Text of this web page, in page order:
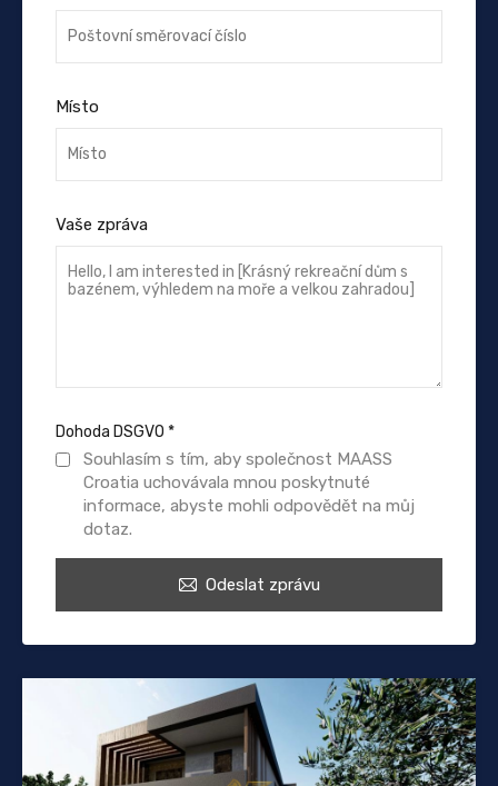
Místo
Vaše zpráva
Dohoda DSGVO *
Souhlasím s tím, aby společnost MAASS
Croatia uchovávala mnou poskytnuté
informace, abyste mohli odpovědět na můj
dotaz.
Odeslat zprávu